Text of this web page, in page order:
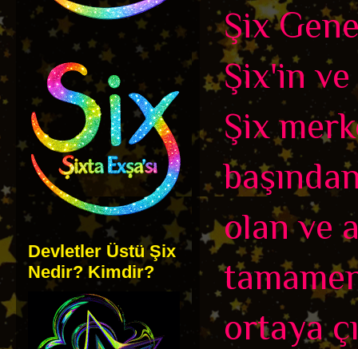
Şix
Şix'in ve
Şix
olan ve
ortaya
Devletler Üstü Şix
Nedir? Kimdir?